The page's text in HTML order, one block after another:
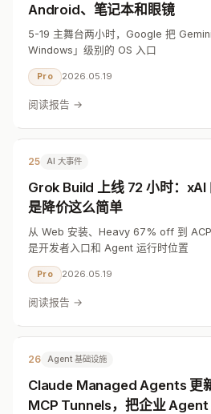
Android、笔记本和眼镜
5-19 主舞台两小时，Google 把
Windows」级别的 OS 入口
Pro 2026.05.19
阅读报告 →
25 AI 大事件
Grok Build 上线 72 小时：
是降价这么简单
从 Web 安装、Heavy 67% off 到
是开发者入口和 Agent 运行时位置
Pro 2026.05.19
阅读报告 →
26 Agent 基础设施
Claude Managed Agents 更
MCP Tunnels，把企业 Agent